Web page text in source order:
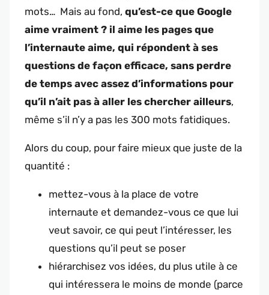
mots… Mais au fond, qu’est-ce que Google
aime vraiment ? il aime les pages que
l’internaute aime, qui répondent à ses
questions de façon efficace, sans perdre
de temps avec assez d’informations pour
qu’il n’ait pas à aller les chercher ailleurs,
même s’il n’y a pas les 300 mots fatidiques.
Alors du coup, pour faire mieux que juste de la
quantité :
mettez-vous à la place de votre
internaute et demandez-vous ce que lui
veut savoir, ce qui peut l’intéresser, les
questions qu’il peut se poser
hiérarchisez vos idées, du plus utile à ce
qui intéressera le moins de monde (parce